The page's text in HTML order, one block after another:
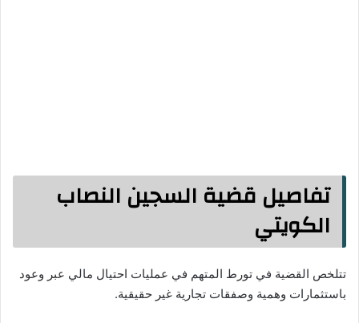
تفاصيل قضية السجين النصاب
الكويتي
تتلخص القضية في تورط المتهم في عمليات احتيال مالي عبر وعود
باستثمارات وهمية وصفقات تجارية غير حقيقية.